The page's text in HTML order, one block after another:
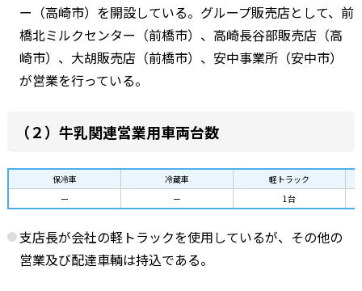
ー（高崎市）を開設している。グループ販売店として、前
橋北ミルクセンター（前橋市）、高崎長谷部販売店（高
崎市）、大胡販売店（前橋市）、安中事業所（安中市）
が営業を行っている。
（２）牛乳関連営業用車両台数
保冷車 冷蔵車
軽トラック
ー
ー 1台
支店長が会社の軽トラックを使用しているが、その他の
営業及び配達車輌は持込である。